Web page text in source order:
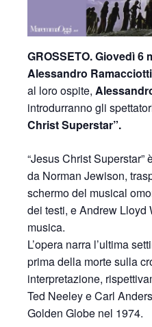
GROSSETO. Giovedì 6
Alessandro
al loro ospite,
introdurranno gli
Christ Superstar”.
“Jesus Christ
da Norman Jewison,
schermo del musical
dei testi, e Andrew Lloyd
musica.
L’opera narra l’ultima
prima della morte sulla
interpretazione,
Ted Neeley e Carl
Golden Globe nel 1974.